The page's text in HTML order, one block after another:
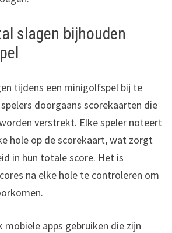
slagen bijhouden
tijdens een minigolfspel bij te
doorgaans scorekaarten die
verstrekt. Elke speler noteert
hole op de scorekaart, wat zorgt
in hun totale score. Het is
na elke hole te controleren om
mobiele apps gebruiken die zijn